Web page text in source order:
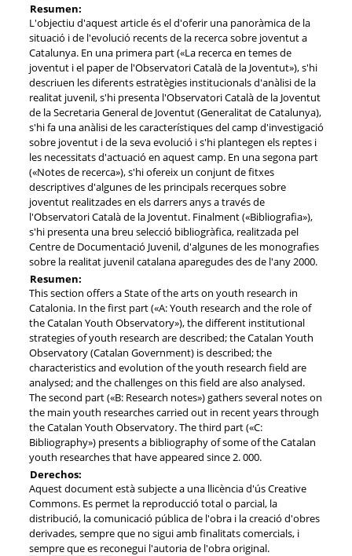
Resumen:
L'objectiu d'aquest article és el d'oferir una panoràmica de la
situació i de l'evolució recents de la recerca sobre joventut a
Catalunya. En una primera part («La recerca en temes de
joventut i el paper de l'Observatori Català de la Joventut»), s'hi
descriuen les diferents estratègies institucionals d'anàlisi de la
realitat juvenil, s'hi presenta l'Observatori Català de la Joventut
de la Secretaria General de Joventut (Generalitat de Catalunya),
s'hi fa una anàlisi de les característiques del camp d'investigació
sobre joventut i de la seva evolució i s'hi plantegen els reptes i
les necessitats d'actuació en aquest camp. En una segona part
(«Notes de recerca»), s'hi ofereix un conjunt de fitxes
descriptives d'algunes de les principals recerques sobre
joventut realitzades en els darrers anys a través de
l'Observatori Català de la Joventut. Finalment («Bibliografia»),
s'hi presenta una breu selecció bibliogràfica, realitzada pel
Centre de Documentació Juvenil, d'algunes de les monografies
sobre la realitat juvenil catalana aparegudes des de l'any 2000.
Resumen:
This section offers a State of the arts on youth research in
Catalonia. In the first part («A: Youth research and the role of
the Catalan Youth Observatory»), the different institutional
strategies of youth research are described; the Catalan Youth
Observatory (Catalan Government) is described; the
characteristics and evolution of the youth research field are
analysed; and the challenges on this field are also analysed.
The second part («B: Research notes») gathers several notes on
the main youth researches carried out in recent years through
the Catalan Youth Observatory. The third part («C:
Bibliography») presents a bibliography of some of the Catalan
youth researches that have appeared since 2. 000.
Derechos:
Aquest document està subjecte a una llicència d'ús Creative
Commons. Es permet la reproducció total o parcial, la
distribució, la comunicació pública de l'obra i la creació d'obres
derivades, sempre que no sigui amb finalitats comercials, i
sempre que es reconegui l'autoria de l'obra original.